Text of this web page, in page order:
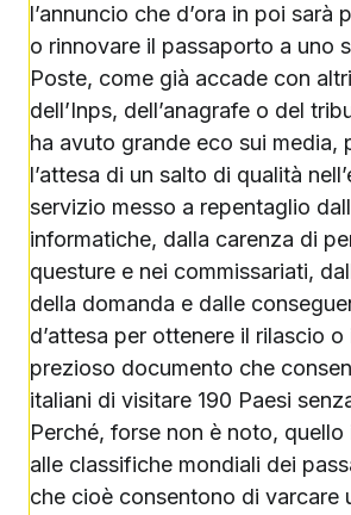
l’annuncio che d’ora in poi sarà
o rinnovare il passaporto a uno
Poste, come già accade con
dell’Inps, dell’anagrafe o del
ha avuto grande eco sui media,
l’attesa di un salto di qualità
servizio messo a repentaglio
informatiche, dalla carenza di
questure e nei commissariati,
della domanda e dalle
d’attesa per ottenere il rilascio
prezioso documento che
italiani di visitare 190 Paesi
Perché, forse non è noto, quello
alle classifiche mondiali dei
che cioè consentono di varcare